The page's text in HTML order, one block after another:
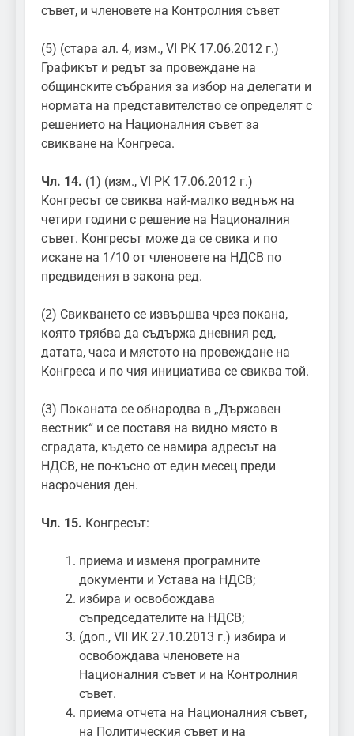
съвет, и членовете на Контролния съвет
(5) (стара ал. 4, изм., VI РК 17.06.2012 г.)
Графикът и редът за провеждане на
общинските събрания за избор на делегати и
нормата на представителство се определят с
решението на Националния съвет за
свикване на Конгреса.
Чл. 14. (1) (изм., VI РК 17.06.2012 г.)
Конгресът се свиква най-малко веднъж на
четири години с решение на Националния
съвет. Конгресът може да се свика и по
искане на 1/10 от членовете на НДСВ по
предвидения в закона ред.
(2) Свикването се извършва чрез покана,
която трябва да съдържа дневния ред,
датата, часа и мястото на провеждане на
Конгреса и по чия инициатива се свиква той.
(3) Поканата се обнародва в „Държавен
вестник“ и се поставя на видно място в
сградата, където се намира адресът на
НДСВ, не по-късно от един месец преди
насрочения ден.
Чл. 15. Конгресът:
приема и изменя програмните
документи и Устава на НДСВ;
избира и освобождава
съпредседателите на НДСВ;
(доп., VII ИК 27.10.2013 г.) избира и
освобождава членовете на
Националния съвет и на Контролния
съвет.
приема отчета на Националния съвет,
на Политическия съвет и на